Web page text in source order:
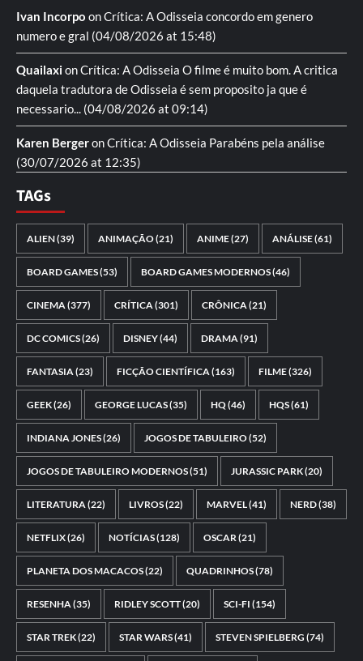
Ivan Incorpo onCrítica: A Odisseia concordo em genero
numero e gral (04/08/2026 at 15:48)
QuailaxionCrítica: A Odisseia O filme é muito bom. A critica
daquela tradutora de Odisseia é sem proposito ja que é
necessario... (04/08/2026 at 09:14)
Karen BergeronCrítica: A Odisseia Parabéns pela análise
(30/07/2026 at 12:35)
TAGs
ALIEN(39) ANIMAÇÃO(21) ANIME(27) ANÁLISE(61)
BOARD GAMES(53) BOARD GAMES MODERNOS(46)
CINEMA(377) CRÍTICA(301) CRÔNICA(21)
DC COMICS(26) DISNEY(44) DRAMA(91)
FANTASIA(23) FICÇÃO CIENTÍFICA(163) FILME(326)
GEEK(26) GEORGE LUCAS(35) HQ(46) HQS(61)
INDIANA JONES(26) JOGOS DE TABULEIRO(52)
JOGOS DE TABULEIRO MODERNOS(51) JURASSIC PARK(20)
LITERATURA(22) LIVROS(22) MARVEL(41) NERD(38)
NETFLIX(26) NOTÍCIAS(128) OSCAR(21)
PLANETA DOS MACACOS(22) QUADRINHOS(78)
RESENHA(35) RIDLEY SCOTT(20) SCI-FI (154)
STAR TREK(22) STAR WARS(41) STEVEN SPIELBERG (74)